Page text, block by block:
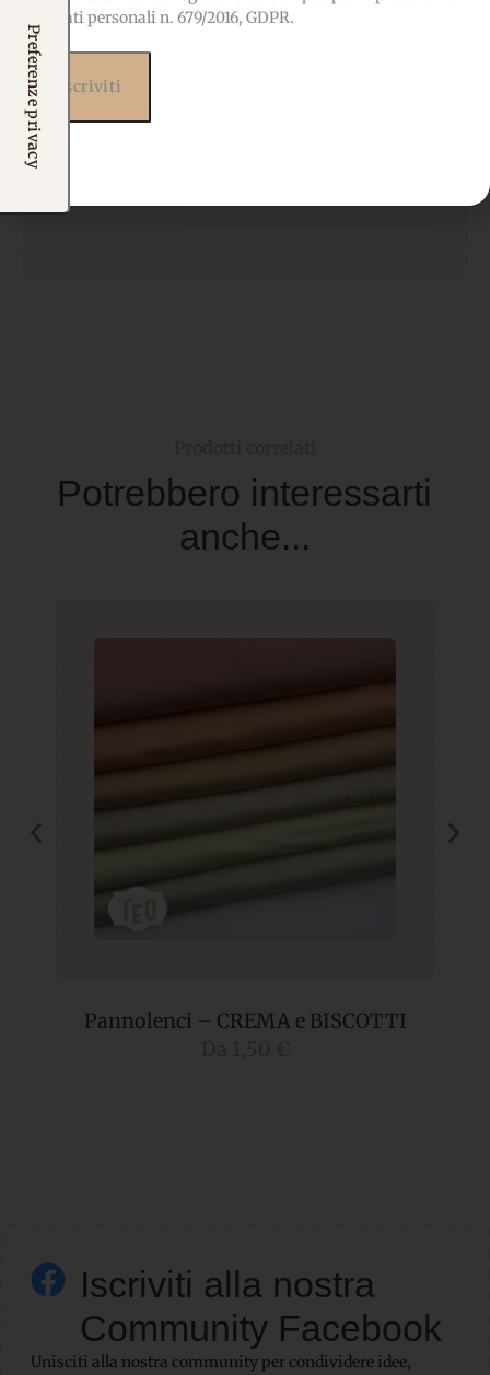
SPESSORE:
Potrebbero interessarti
anche...
Pannolenci – CREMA e BISCOTTI
Da 1,50 €
Iscriviti alla nostra
Community Facebook
Unisciti alla nostra community per condividere idee,
dei dati personali n. 679/2016, GDPR.